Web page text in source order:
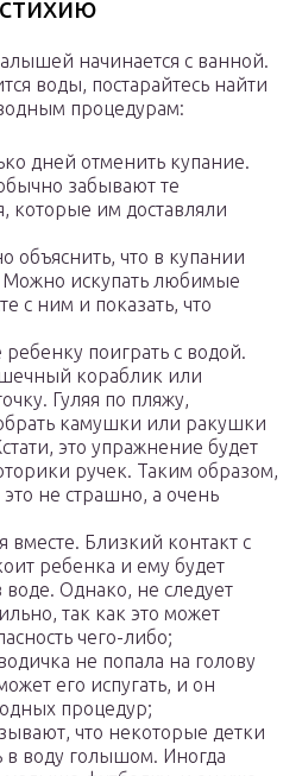
начинается с ванной.
воды, постарайтесь найти
процедурам:
дней отменить купание.
забывают те
им доставляли
объяснить, что в купании
Можно искупать любимые
с ним и показать, что
поиграть с водой.
кораблик или
Гуляя по пляжу,
камушки или ракушки
это упражнение будет
ручек. Таким образом,
не страшно, а очень
вместе. Близкий контакт с
ребенка и ему будет
воде. Однако, не следует
так как это может
чего-либо;
не попала на голову
его испугать, и он
процедур;
что некоторые детки
в воду голышом. Иногда